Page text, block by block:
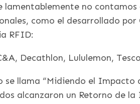
lamentablemente no
como el desarrollado
RFID:
Decathlon, Lululemon,
se llama “Midiendo el
alcanzaron un Retorno de